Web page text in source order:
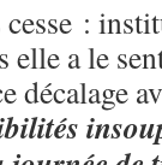
:
a le
décalage